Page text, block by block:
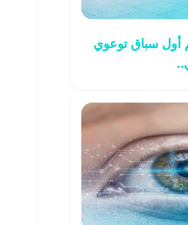
أول سباق توعوي